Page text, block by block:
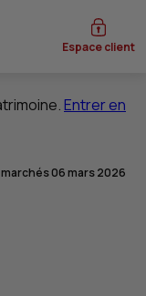
Espace client
Entrer en
marchés 06 mars 2026